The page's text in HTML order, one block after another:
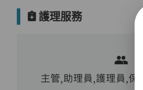
護理服務
主管,助理員,護理員,保